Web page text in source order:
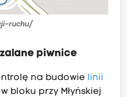
ruchu/
piwnice
na budowie linii
bloku przy Młyńskiej